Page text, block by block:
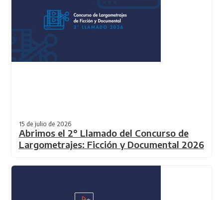
15 de julio de 2026
Abrimos el 2° Llamado del Concurso de
Largometrajes: Ficción y Documental 2026